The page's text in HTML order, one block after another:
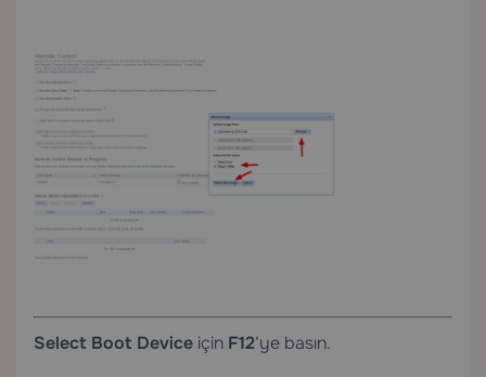
Select Boot Device için F12‘ye basın.